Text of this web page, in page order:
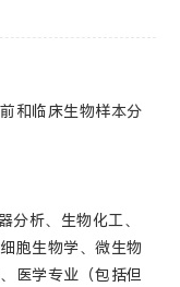
和临床生物样本分
分析、生物化工、
胞生物学、微生物
医学专业（包括但